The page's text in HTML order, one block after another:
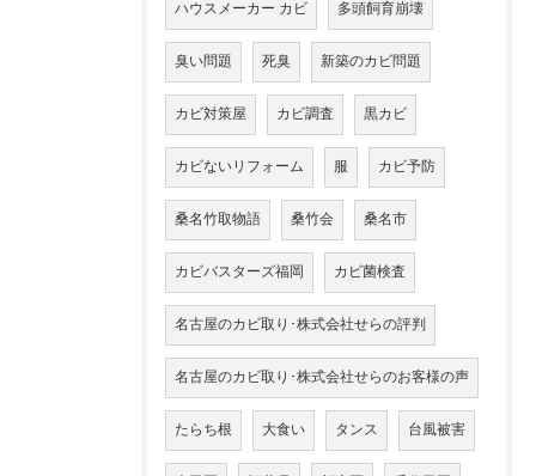
ハウスメーカー カビ 多頭飼育崩壊
臭い問題 死臭 新築のカビ問題
カビ対策屋 カビ調査 黒カビ
カビないリフォーム 服 カビ予防
桑名竹取物語 桑竹会 桑名市
カビバスターズ福岡 カビ菌検査
名古屋のカビ取り･株式会社せらの評判
名古屋のカビ取り･株式会社せらのお客様の声
たらち根 大食い タンス 台風被害